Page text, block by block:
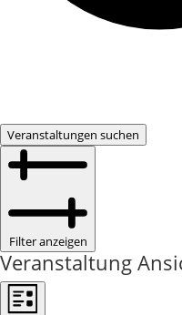
Veranstaltungen suchen
Filter anzeigen
Veranstaltung